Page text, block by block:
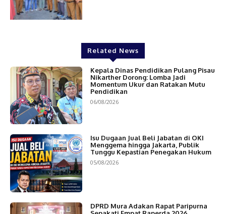
Related News
Kepala Dinas Pendidikan Pulang Pisau
Nikarther Dorong: Lomba Jadi
Momentum Ukur dan Ratakan Mutu
Pendidikan
06/08/2026
Isu Dugaan Jual Beli Jabatan di OKI
Menggema hingga Jakarta, Publik
Tunggu Kepastian Penegakan Hukum
05/08/2026
DPRD Mura Adakan Rapat Paripurna